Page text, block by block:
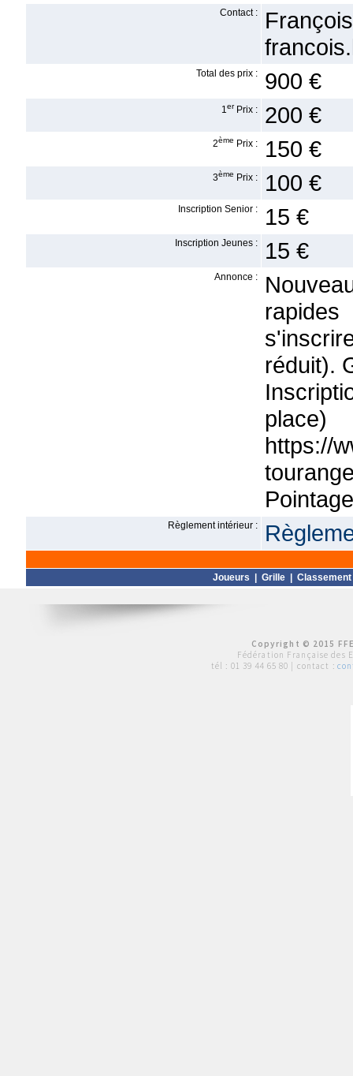
Contact :
Total des prix : 900 €
1er Prix : 200 €
2ème Prix : 150 €
3ème Prix : 100 €
Inscription Senior : 15 €
Inscription Jeunes : 15 €
Annonce :
réduit).
https://
Règlement intérieur :
Joueurs Grille Classement
Copyright © 2015
Fédération Française des
tél : 01 39 44 65 80 | contact :